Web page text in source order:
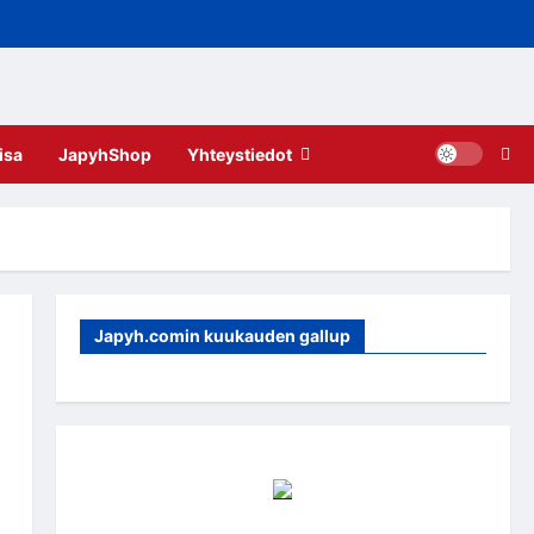
JapyhShop Yhteystiedot
Japyh.comin kuukauden gallup